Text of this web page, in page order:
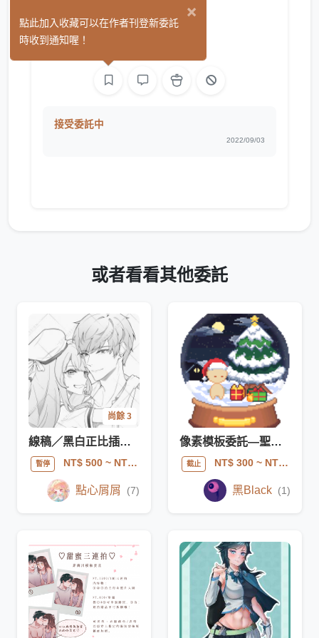
晚雲收
接受委託中
2022/09/03
或者看看其他委託
尚餘 3
線稿／黑白正比插畫 ✎ 一般委託
暫停 NT$ 500~ NT$ 2000
點心屑屑 (7)
像素模板委託—聖誕雪景球
截止 NT$ 300~ NT$ 400
黑Black (1)
×
點此加入收藏可以在作者刊登新委託
時收到通知喔！